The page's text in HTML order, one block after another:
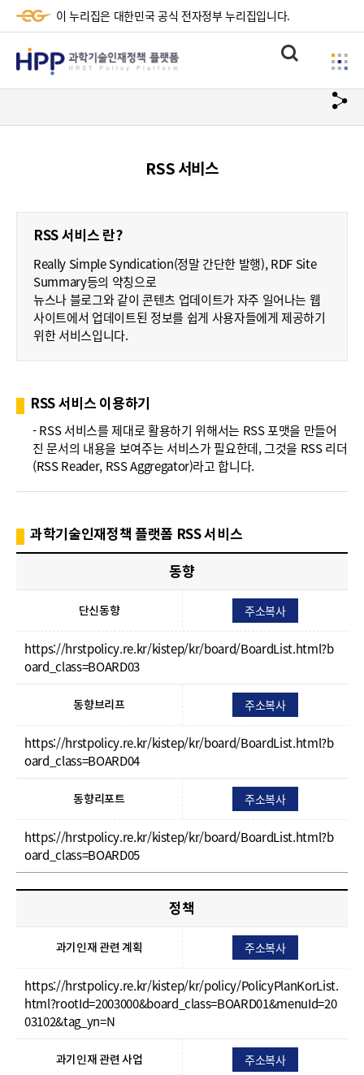
이 누리집은 대한민국 공식 전자정부 누리집입니다.
HPP
과
정
책
플
랫
폼
HRST
Policy
Platform
통
합
색
사
이
메
url
복
RSS 서비스
RSS 서비스 란?
Really Simple Syndication(정말 간단한 발행), RDF Site
Summary등의 약칭으로
뉴스나 블로그와 같이 콘텐츠 업데이트가 자주 일어나는 웹
사이트에서 업데이트된 정보를 쉽게 사용자들에게 제공하기
위한 서비스입니다.
RSS 서비스 이용하기
- RSS 서비스를 제대로 활용하기 위해서는 RSS 포맷을 만들어
진 문서의 내용을 보여주는 서비스가 필요한데, 그것을 RSS 리더
(RSS Reader, RSS Aggregator)라고 합니다.
과학기술인재정책 플랫폼 RSS 서비스
동향
단신동향 주소복사
https://hrstpolicy.re.kr/kistep/kr/board/BoardList.html?b
oard_class=BOARD03
동향브리프 주소복사
https://hrstpolicy.re.kr/kistep/kr/board/BoardList.html?b
oard_class=BOARD04
동향리포트 주소복사
https://hrstpolicy.re.kr/kistep/kr/board/BoardList.html?b
oard_class=BOARD05
정책
과기인재 관련 계획 주소복사
https://hrstpolicy.re.kr/kistep/kr/policy/PolicyPlanKorList.
html?rootId=2003000&board_class=BOARD01&menuId=20
03102&tag_yn=N
과기인재 관련 사업 주소복사